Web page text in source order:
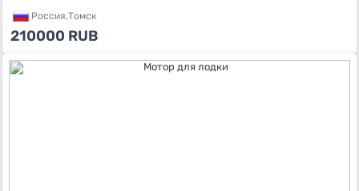
Россия,Томск
210000 RUB